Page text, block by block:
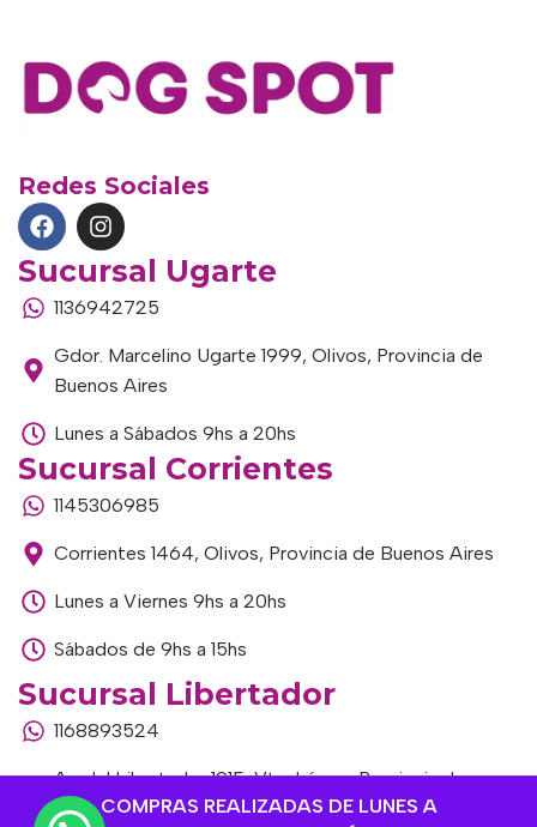
COMPRAS REALIZADAS DE LUNES A
Redes Sociales
Sucursal Ugarte
1136942725
Gdor. Marcelino Ugarte 1999, Olivos, Provincia de
Buenos Aires
Lunes a Sábados 9hs a 20hs
Sucursal Corrientes
1145306985
Corrientes 1464, Olivos, Provincia de Buenos Aires
Lunes a Viernes 9hs a 20hs
Sábados de 9hs a 15hs
Sucursal Libertador
1168893524
Av. del Libertador 1915, Vte. López, Provincia de
Buenos Aires